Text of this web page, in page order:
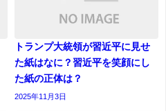
トランプ大統領が習近平に見せ
た紙はなに？習近平を笑顔にし
た紙の正体は？
2025年11月3日